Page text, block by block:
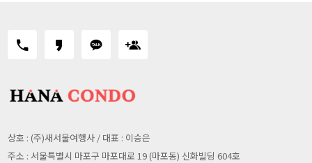
상호 : (주)새서울여행사 / 대표 : 이승은
주소 : 서울특별시 마포구 마포대로 19 (마포동) 신화빌딩 604호